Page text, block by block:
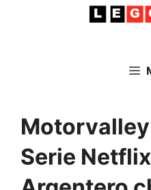
Serie